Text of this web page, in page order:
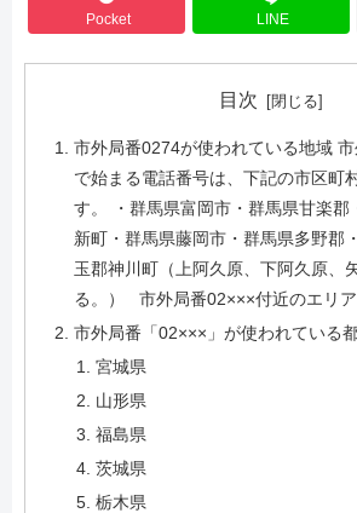
Pocket LINE
目次
市外局番0274が使われている地域 市
で始まる電話番号は、下記の市区町
す。 ・群馬県富岡市・群馬県甘楽郡
新町・群馬県藤岡市・群馬県多野郡
玉郡神川町（上阿久原、下阿久原、
る。） 市外局番02×××付近のエリ
市外局番「02×××」が使われている
宮城県
山形県
福島県
茨城県
栃木県